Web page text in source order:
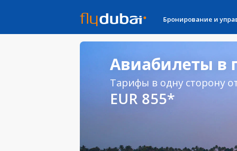
Бронирование и
Авиабилеты в
Тарифы в одну сторону
EUR 855*